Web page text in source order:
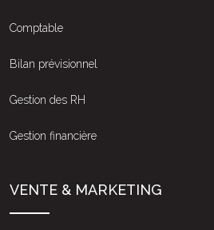
Comptable
Bilan prévisionnel
Gestion des RH
Gestion financière
VENTE & MARKETING